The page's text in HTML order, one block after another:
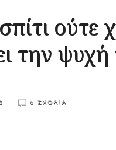
ούτε
την
0 ΣΧΌΛΙΑ